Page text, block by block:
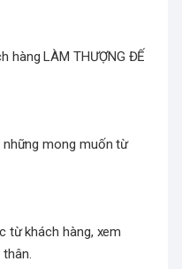
hàng LÀM THƯỢNG ĐẾ
những mong muốn từ
từ khách hàng, xem